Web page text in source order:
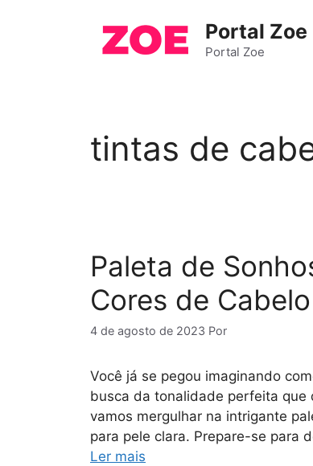
Portal Zoe
Portal Zoe
tintas de
Paleta de
Cores de
4 de agosto de 2023 Por
Você já se pegou imaginando
busca da tonalidade perfeita que
vamos mergulhar na intrigante
para pele clara. Prepare-se para
Ler mais